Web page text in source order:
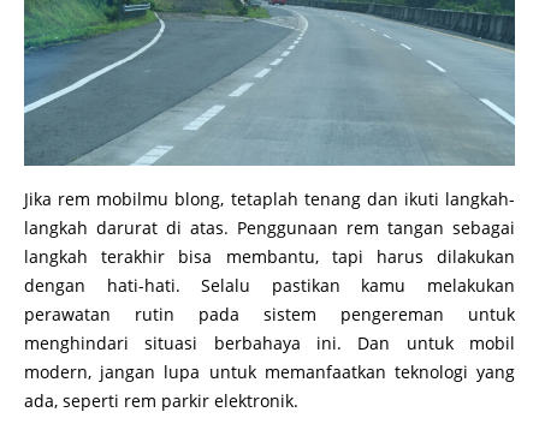
Jika rem mobilmu blong, tetaplah tenang dan ikuti langkah-
langkah darurat di atas. Penggunaan rem tangan sebagai
langkah terakhir bisa membantu, tapi harus dilakukan
dengan hati-hati. Selalu pastikan kamu melakukan
perawatan rutin pada sistem pengereman untuk
menghindari situasi berbahaya ini. Dan untuk mobil
modern, jangan lupa untuk memanfaatkan teknologi yang
ada, seperti rem parkir elektronik.